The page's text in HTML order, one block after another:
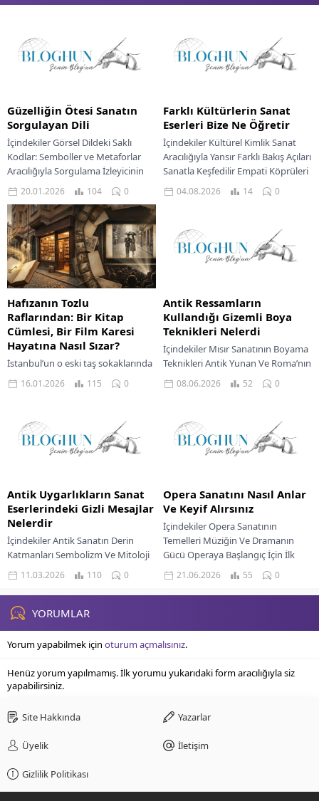
Güzelliğin Ötesi Sanatın
Sorgulayan Dili
İçindekiler Görsel Dildeki Saklı
Kodlar: Semboller ve Metaforlar
Aracılığıyla Sorgulama İzleyicinin
Rolü: Pasif Alıcıdan Aktif
Sorgulayıcıya Dönüşüm Sonuç:
Sanatın Sürekli...
20.01.2026 104 0
Farklı Kültürlerin Sanat
Eserleri Bize Ne Öğretir
İçindekiler Kültürel Kimlik Sanat
Aracılığıyla Yansır Farklı Bakış Açıları
Sanatla Keşfedilir Empati Köprüleri
Kurar Sanat Eserleri Geçmişin
Hikayesini Anlatır Sanat...
04.08.2026 14 0
Hafızanın Tozlu
Raflarından: Bir Kitap
Cümlesi, Bir Film Karesi
Hayatına Nasıl Sızar?
İstanbul’un o eski taş sokaklarında
yürürken, bazen bir pasajın
kuytusundan sızan eski kitap
cümle düşer....
16.01.2026 115 0
Antik Ressamların
Kullandığı Gizemli Boya
Teknikleri Nelerdi
İçindekiler Mısır Sanatının Boyama
Teknikleri Antik Yunan Ve Roma’nın
Sanatsal Yöntemleri Duvar
Sanatının Kalbi Fresk Teknikleri
Pigmentlerin...
08.06.2026 52 0
Antik Uygarlıkların Sanat
Eserlerindeki Gizli Mesajlar
Nelerdir
İçindekiler Antik Sanatın Derin
Katmanları Sembolizm Ve Mitoloji
Mısır Uygarlığının Şifreleri Taşlara
İşlenen Mezopotamya Hikayeleri
Kozmik Anlatılarla Mesoamerika
Sanatı Gizli...
11.03.2026 110 0
Opera Sanatını Nasıl Anlar
Ve Keyif Alırsınız
İçindekiler Opera Sanatının
Temelleri Müziğin Ve Dramanın
Gücü Operaya Başlangıç İçin İlk
Adımlar Canlı Performansın
Büyüsüne Kapılmak Operanın
Zengin Dünyasında...
21.06.2026 55 0
YORUMLAR
Yorum yapabilmek için oturum açmalısınız.
Henüz yorum yapılmamış. İlk yorumu yukarıdaki form aracılığıyla siz
yapabilirsiniz.
Site Hakkında Yazarlar
Üyelik İletişim
Gizlilik Politikası